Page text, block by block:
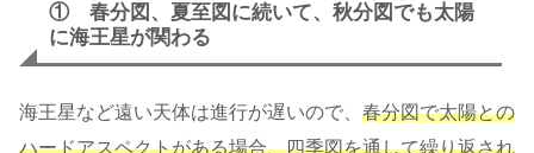
① 春分図、夏至図に続いて、秋分図でも太陽
に海王星が関わる
海王星など遠い天体は進行が遅いので、 春分図で太陽との
ハードアスペクトがある場合、四季図を通して繰り返され